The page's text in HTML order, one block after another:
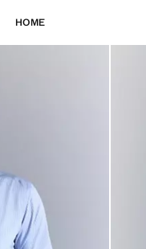
HOME